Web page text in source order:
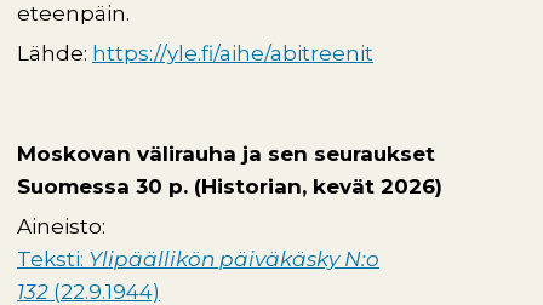
eteenpäin.
Lähde: https://yle.fi/aihe/abitreenit
Moskovan välirauha ja sen seuraukset
Suomessa 30 p. (Historian, kevät 2026)
Aineisto:
Teksti: Ylipäällikön päiväkäsky N:o
132 (22.9.1944)